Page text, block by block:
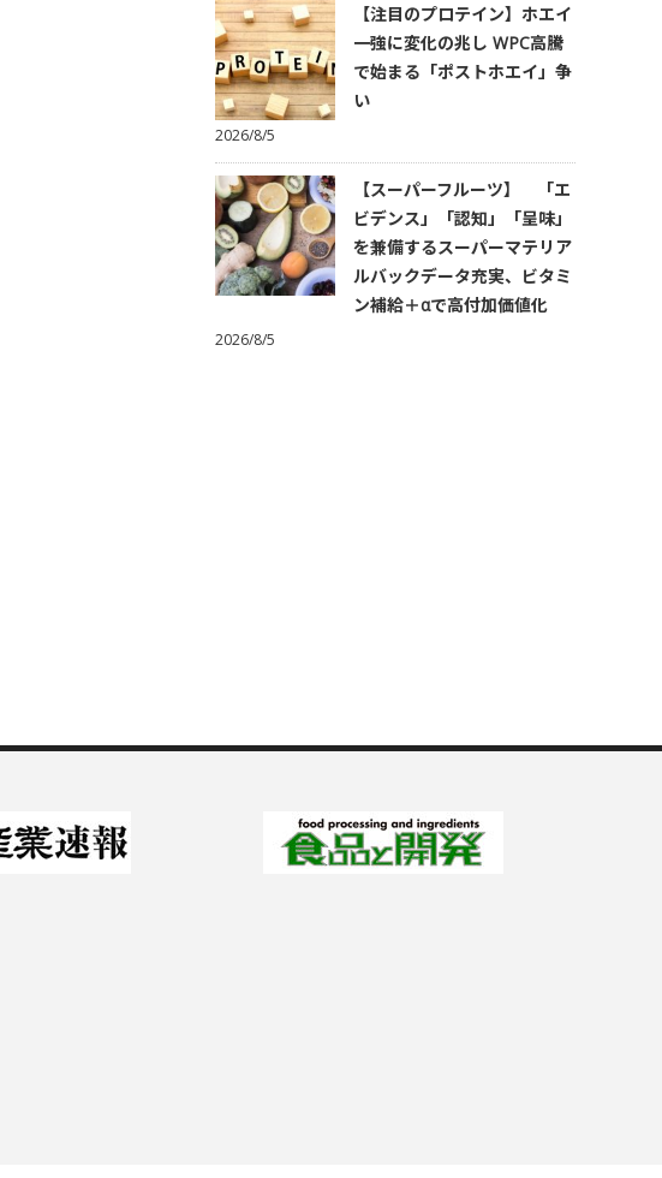
【注目のプロテイン】ホエイ
一強に変化の兆し WPC高騰
で始まる「ポストホエイ」争
い
2026/8/5
【スーパーフルーツ】 「エ
ビデンス」「認知」「呈味」
を兼備するスーパーマテリア
ルバックデータ充実、ビタミ
ン補給＋αで高付加価値化
2026/8/5